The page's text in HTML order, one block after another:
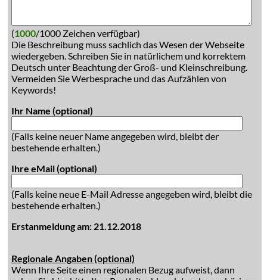
(1000/1000 Zeichen verfügbar)
Die Beschreibung muss sachlich das Wesen der Webseite
wiedergeben. Schreiben Sie in natürlichem und korrektem
Deutsch unter Beachtung der Groß- und Kleinschreibung.
Vermeiden Sie Werbesprache und das Aufzählen von
Keywords!
Ihr Name (optional)
(Falls keine neuer Name angegeben wird, bleibt der
bestehende erhalten.)
Ihre eMail (optional)
(Falls keine neue E-Mail Adresse angegeben wird, bleibt die
bestehende erhalten.)
Erstanmeldung am: 21.12.2018
Regionale Angaben (optional)
Wenn Ihre Seite einen regionalen Bezug aufweist, dann